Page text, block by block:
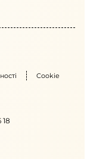
Cookie